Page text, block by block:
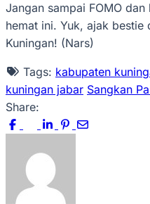
Jangan sampai FOMO
hemat ini. Yuk, ajak bestie
Kuningan! (Nars)
Tags: kabupaten
kuningan jabar Sangkan
Share: